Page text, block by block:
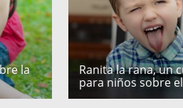
la
Ranita la rana, un
para niños sobre